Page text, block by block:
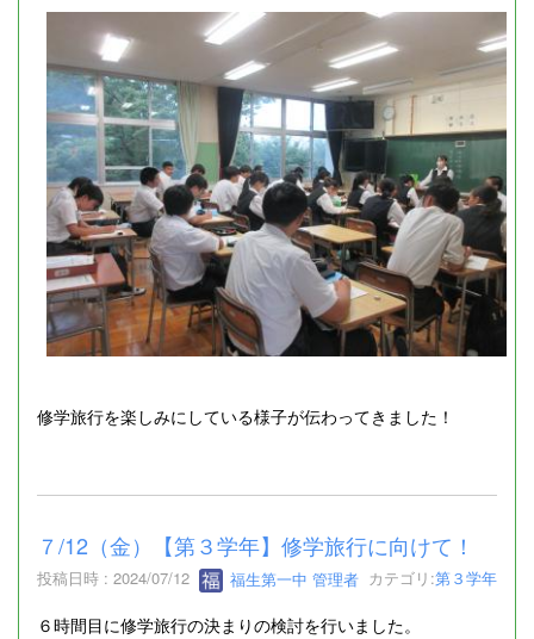
修学旅行を楽しみにしている様子が伝わってきました！
７/12（金）【第３学年】修学旅行に向けて！
投稿日時 : 2024/07/12 福生第一中 管理者 カテゴリ:第３学年
６時間目に修学旅行の決まりの検討を行いました。